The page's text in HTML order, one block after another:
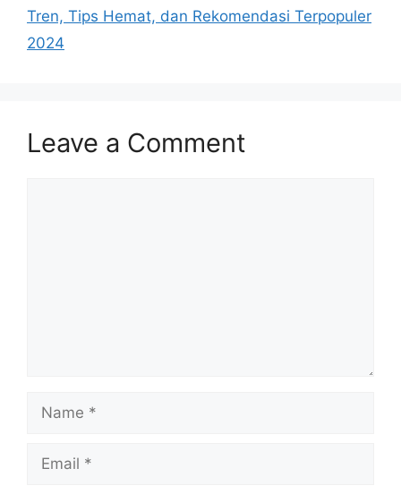
Tren, Tips Hemat, dan Rekomendasi Terpopuler
2024
Leave a Comment
Name
Email